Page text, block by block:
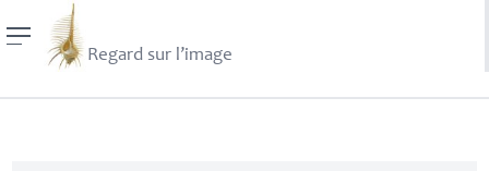
Regard sur l’image